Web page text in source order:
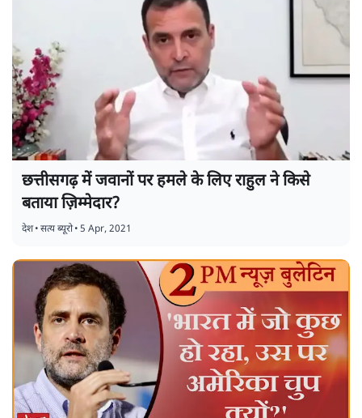
छत्तीसगढ़ में जवानों पर हमले के लिए राहुल ने किसे
बताया ज़िम्मेदार?
देश•सत्य ब्यूरो•5 Apr, 2021